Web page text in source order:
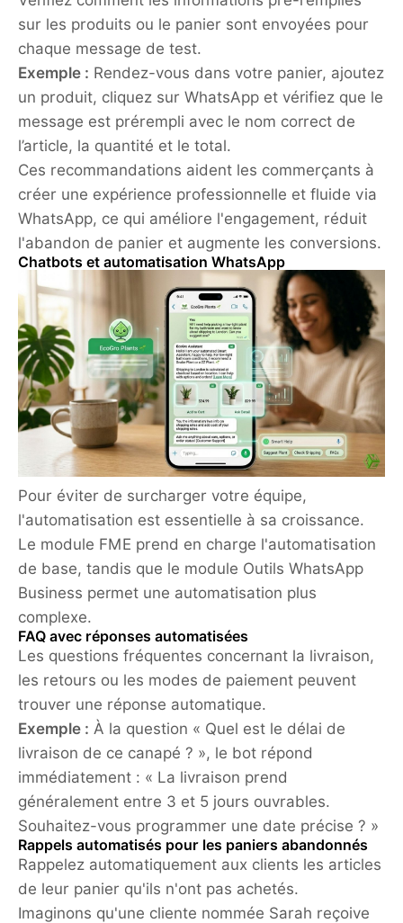
sur les produits ou le panier sont envoyées pour
chaque message de test.
Exemple : Rendez-vous dans votre panier, ajoutez
un produit, cliquez sur WhatsApp et vérifiez que le
message est prérempli avec le nom correct de
l’article, la quantité et le total.
Ces recommandations aident les commerçants à
créer une expérience professionnelle et fluide via
WhatsApp, ce qui améliore l'engagement, réduit
l'abandon de panier et augmente les conversions.
Chatbots et automatisation WhatsApp
Pour éviter de surcharger votre équipe,
l'automatisation est essentielle à sa croissance.
Le module FME prend en charge l'automatisation
de base, tandis que le module Outils WhatsApp
Business permet une automatisation plus
complexe.
FAQ avec réponses automatisées
Les questions fréquentes concernant la livraison,
les retours ou les modes de paiement peuvent
trouver une réponse automatique.
Exemple : À la question « Quel est le délai de
livraison de ce canapé ? », le bot répond
immédiatement : « La livraison prend
généralement entre 3 et 5 jours ouvrables.
Souhaitez-vous programmer une date précise ? »
Rappels automatisés pour les paniers abandonnés
Rappelez automatiquement aux clients les articles
de leur panier qu'ils n'ont pas achetés.
Imaginons qu'une cliente nommée Sarah reçoive